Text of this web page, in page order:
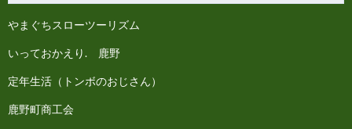
やまぐちスローツーリズム
いっておかえり. 鹿野
定年生活（トンボのおじさん）
鹿野町商工会